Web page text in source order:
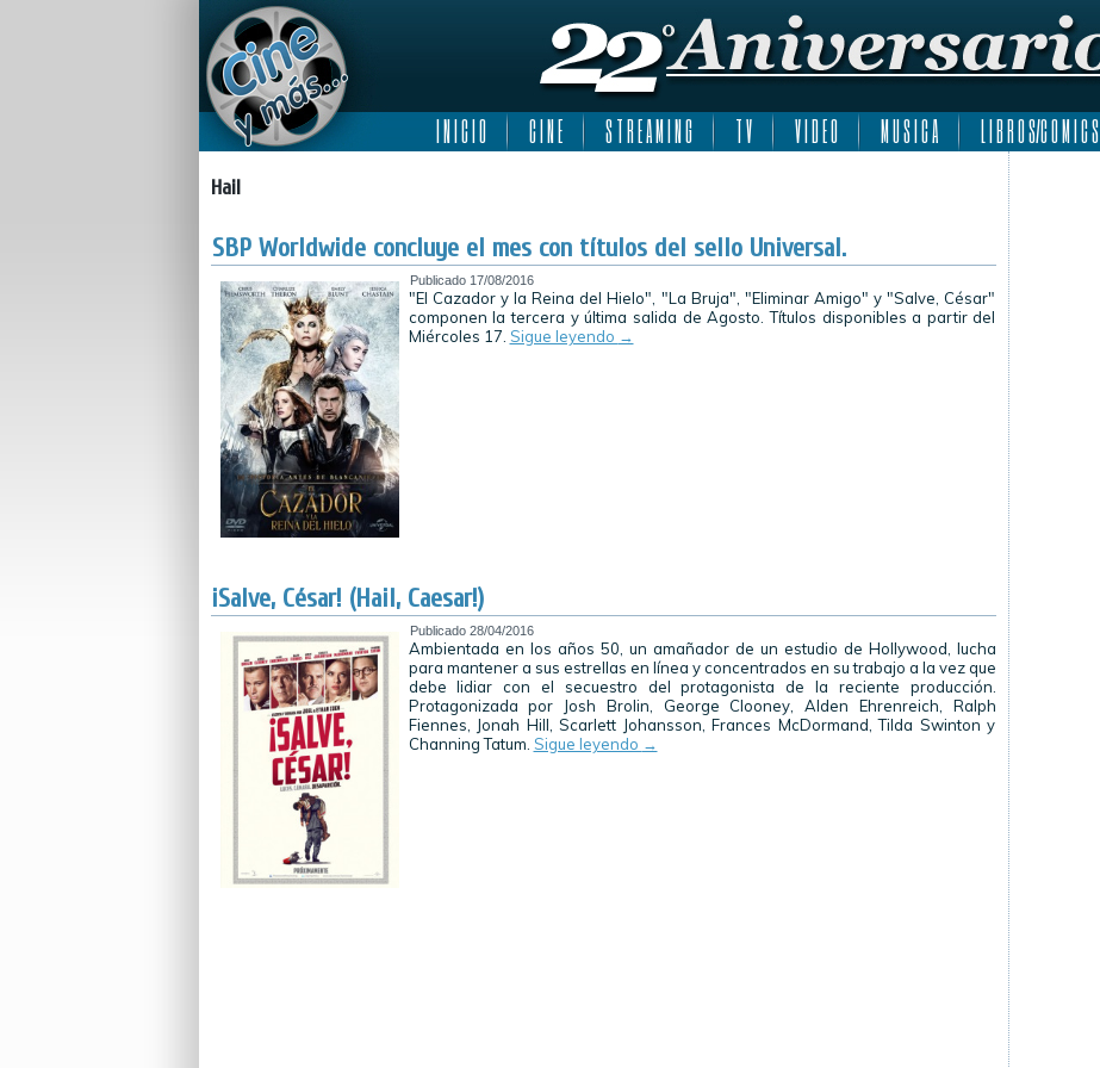
I N I C I O C I N E S T R E A M I N G T V V I D E O M U S I C A L I B R O S/C O M I C S
Hail
SBP Worldwide concluye el mes con títulos del sello Universal.
Publicado 17/08/2016
"El Cazador y la Reina del Hielo", "La Bruja", "Eliminar Amigo" y "Salve, César"
componen la tercera y última salida de Agosto. Títulos disponibles a partir del
Miércoles 17. Sigue leyendo →
¡Salve, César! (Hail, Caesar!)
Publicado 28/04/2016
Ambientada en los años 50, un amañador de un estudio de Hollywood, lucha
para mantener a sus estrellas en línea y concentrados en su trabajo a la vez que
debe lidiar con el secuestro del protagonista de la reciente producción.
Protagonizada por Josh Brolin, George Clooney, Alden Ehrenreich, Ralph
Fiennes, Jonah Hill, Scarlett Johansson, Frances McDormand, Tilda Swinton y
Channing Tatum. Sigue leyendo →